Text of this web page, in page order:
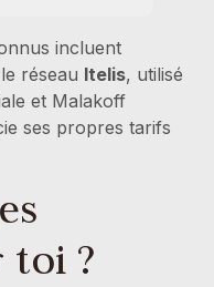
incluent
réseau Itelis, utilisé
et Malakoff
ses propres tarifs
toi ?